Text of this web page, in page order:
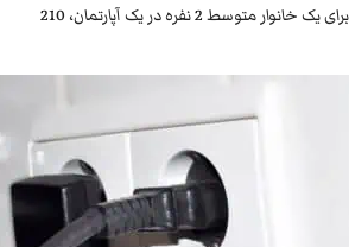
یک خانه یک خانواده صرفه جویی کنید و از 170 کیلوگرم CO2 جلوگیری کنید. برای یک خانوار متوسط ​​2 نفره در یک آپارتمان، 210